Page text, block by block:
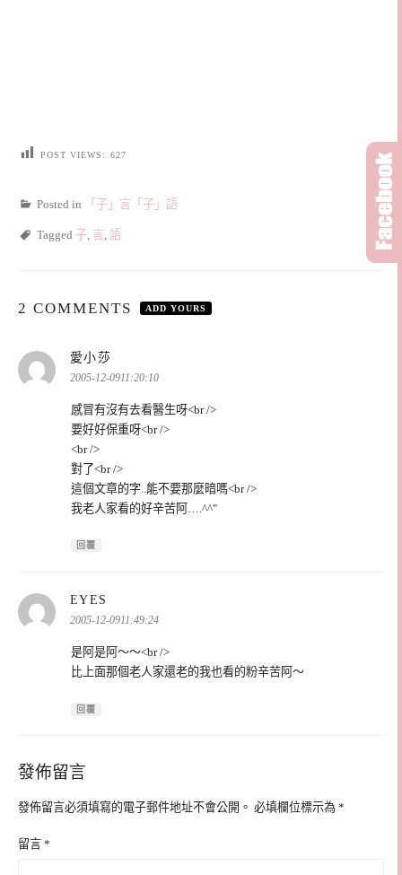
POST VIEWS: 627
Posted in 「子」言「子」語
Tagged 子, 言, 語
2 COMMENTS ADD YOURS
愛小莎
示:
2005-12-0911:20:10
感冒有沒有去看醫生呀<br />
要好好保重呀<br />
<br />
對了<br />
這個文章的字..能不要那麼暗嗎<br />
我老人家看的好辛苦阿….^^"
回覆
EYES
示:
2005-12-0911:49:24
是阿是阿～～<br />
比上面那個老人家還老的我也看的粉辛苦阿～
回覆
發佈留言
發佈留言必須填寫的電子郵件地址不會公開。 必填欄位標示為 *
留言 *